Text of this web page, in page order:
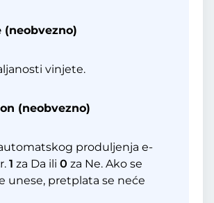
(neobvezno)
vinjete.
(neobvezno)
produljenja e-
1 za Da ili 0 za Ne. Ako se
unese, pretplata se neće